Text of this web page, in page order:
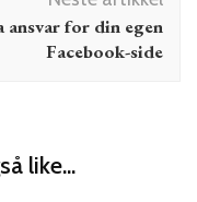
ansvar for din egen
Facebook-side
like...